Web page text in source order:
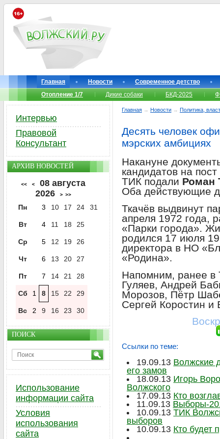
Главная Новости
Современное детство
Отопление 1/7
Дикие собаки БКД-2025
Главная → Новости → Политика,
Десять человек
мэрских амбициях
Накануне
кандидатов на
ТИК подали Роман
Оба действующие
Ткачёв выдвинут
апреля 1972 года,
«Парки города».
родился 17 июля
директора в НО
«Родина».
Напомним, ранее в
Гуляев, Андрей
Морозов, Пётр
Сергей Коростин
Ссылки по теме:
19.09.13 Волжские
его замов
18.09.13 Игорь
Волжского
17.09.13 Кто
11.09.13 Выборы-
10.09.13 ТИК
выборов
10.09.13 Кто будет
Интервью
Правовой
Консультант
АРХИВ НОВОСТЕЙ
<< <
08 августа
2026
> >>
Пн 3 10 17 24 31
Вт 4 11 18 25
Ср 5 12 19 26
Чт 6 13 20 27
Пт 7 14 21 28
Сб 1 8 15 22 29
Вс 2 9 16 23 30
ПОИСК
Использование
информации сайта
Условия
использования
сайта